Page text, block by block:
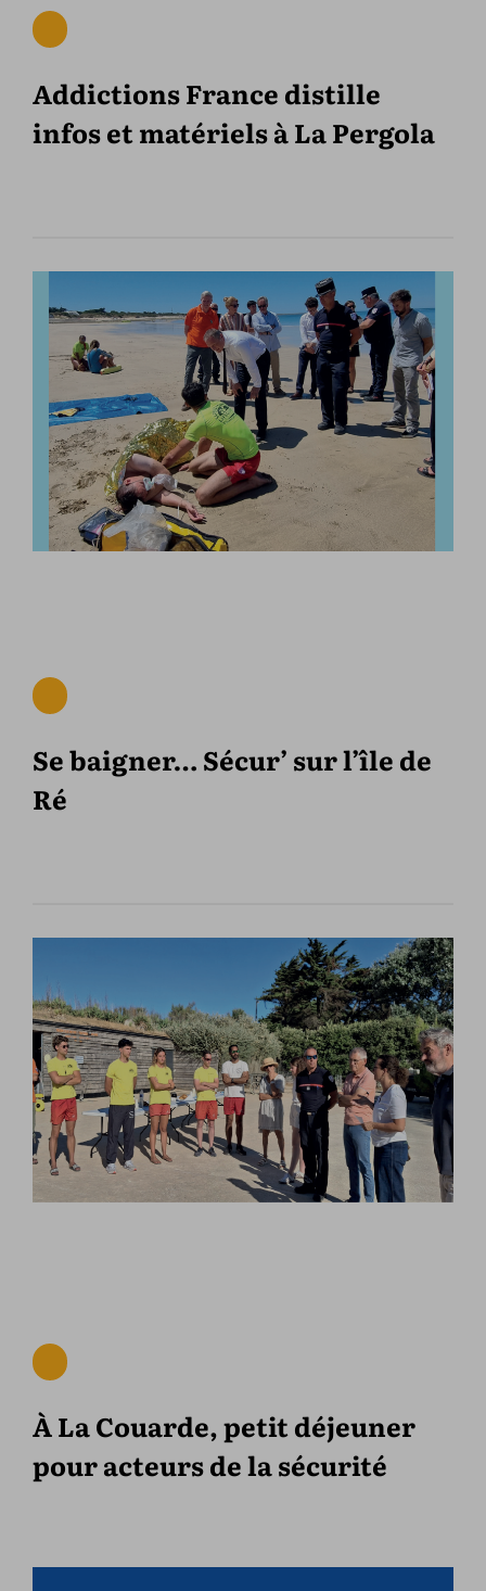
Addictions France distille
infos et matériels à La Pergola
Se baigner… Sécur’ sur l’île de
Ré
À La Couarde, petit déjeuner
pour acteurs de la sécurité